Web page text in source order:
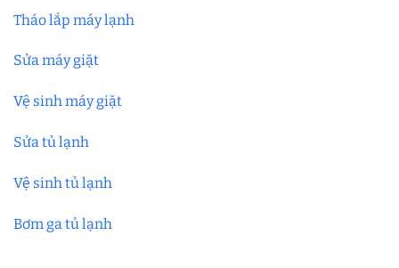
Tháo lắp máy lạnh
Sửa máy giặt
Vệ sinh máy giặt
Sửa tủ lạnh
Vệ sinh tủ lạnh
Bơm ga tủ lạnh